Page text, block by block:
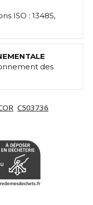
ISO : 13485,
des
C503736